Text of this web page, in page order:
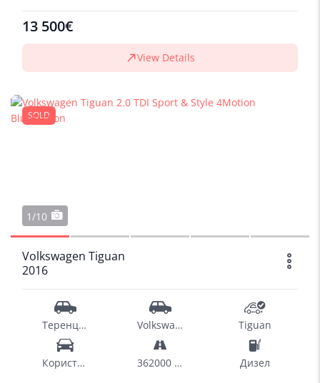
13 500€
View Details
SOLD
1/10
Volkswagen Tiguan
2016
Теренци - SUV Volkswagen Tiguan
Користен 362000 km Дизел